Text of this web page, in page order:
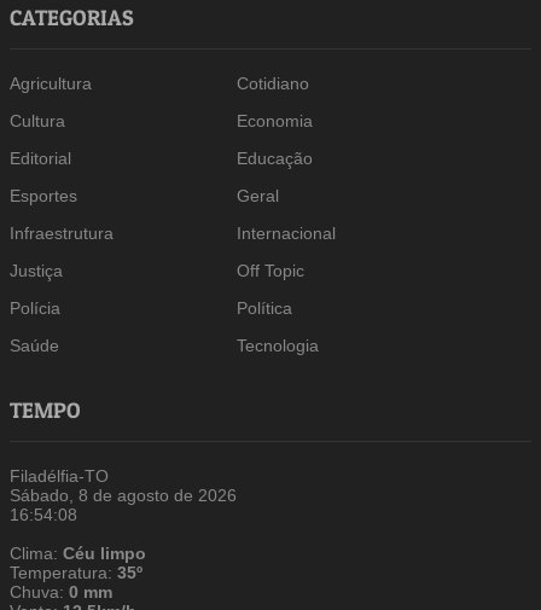
CATEGORIAS
Agricultura
Cotidiano
Cultura
Economia
Editorial
Educação
Esportes
Geral
Infraestrutura
Internacional
Justiça
Off Topic
Polícia
Política
Saúde
Tecnologia
TEMPO
Filadélfia-TO
Sábado, 8 de agosto de 2026
16:54:09
Clima:Céu limpo
Temperatura:35º
Chuva:0 mm